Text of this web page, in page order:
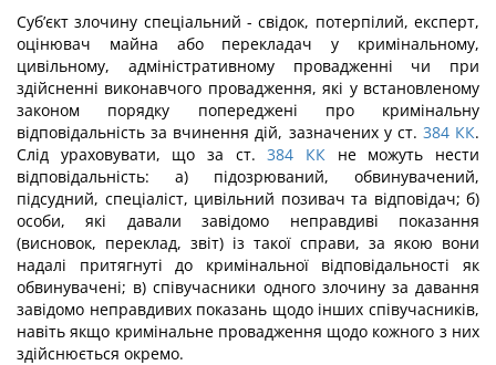
Суб’єкт злочину спеціальний - свідок, потерпілий, експерт,
оцінювач майна або перекладач у кримінальному,
цивільному, адміністративному провадженні чи при
здійсненні виконавчого провадження, які у встановленому
законом порядку попере­джені про кримінальну
відповідальність за вчинення дій, зазначених у ст. 384 КК.
Слід ураховувати, що за ст. 384 КК не можуть нести
відповідальність: а) підозрюваний, обвинувачений,
підсудний, спеціаліст, цивільний позивач та відповідач; б)
особи, які давали завідомо неправдиві показання
(висновок, переклад, звіт) із такої справи, за якою вони
надалі притягнуті до кримінальної відповідальності як
обвинувачені; в) співучас­ники одного злочину за давання
завідомо неправдивих показань щодо інших спів­учасників,
навіть якщо кримінальне провадження щодо кожного з них
здійснюється окремо.